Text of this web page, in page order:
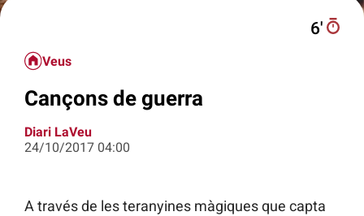
6′
Veus
Cançons de guerra
Diari LaVeu
24/10/2017 04:00
A través de les teranyines màgiques que capta